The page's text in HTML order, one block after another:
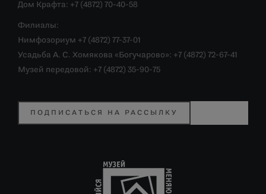
Дом Крафта: +7 (4872) 70-40-58
Филиалы:
Нимфозориум +7 (4872) 77-37-01
Усадьба А. С. Хомякова «Богучарово»: +7 (4872) 72-67-41
Музей передовой: +7 (4872) 35-90-75
ПОДПИСАТЬСЯ НА РАССЫЛКУ